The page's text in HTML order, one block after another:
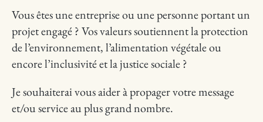
Vous êtes une entreprise ou une personne portant un
projet engagé ? Vos valeurs soutiennent la protection
de l’environnement, l’alimentation végétale ou
encore l’inclusivité et la justice sociale ?
Je souhaiterai vous aider à propager votre message
et/ou service au plus grand nombre.